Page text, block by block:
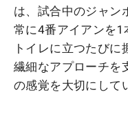
は、試合中のジャン
常に4番アイアンを1
トイレに立つたび
繊細なアプローチを
の感覚を大切にして